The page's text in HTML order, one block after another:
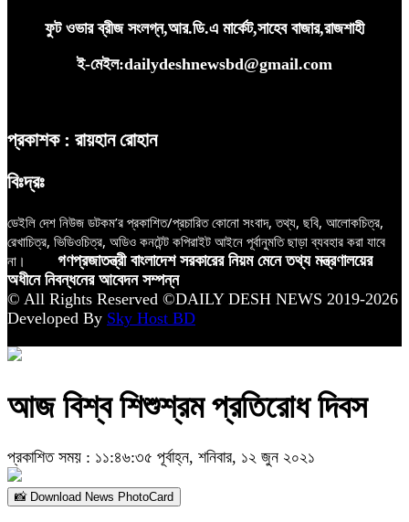
ফুট ওভার ব্রীজ সংলগ্ন,আর.ডি.এ মার্কেট,সাহেব বাজার,রাজশাহী
ই-মেইল:dailydeshnewsbd@gmail.com
প্রকাশক : রায়হান রোহান
বিঃদ্রঃ
ডেইলি দেশ নিউজ ডটকম’র প্রকাশিত/প্রচারিত কোনো সংবাদ, তথ্য, ছবি, আলোকচিত্র,
রেখাচিত্র, ভিডিওচিত্র, অডিও কনটেন্ট কপিরাইট আইনে পূর্বানুমতি ছাড়া ব্যবহার করা যাবে
না।
গণপ্রজাতন্ত্রী বাংলাদেশ সরকারের নিয়ম মেনে তথ্য মন্ত্রণালয়ের
অধীনে নিবন্ধনের আবেদন সম্পন্ন
© All Rights Reserved ©DAILY DESH NEWS 2019-2026
Developed By Sky Host BD
আজ বিশ্ব শিশুশ্রম প্রতিরোধ দিবস
প্রকাশিত সময় : ১১:৪৬:৩৫ পূর্বাহ্ন, শনিবার, ১২ জুন ২০২১
📸 Download News PhotoCard